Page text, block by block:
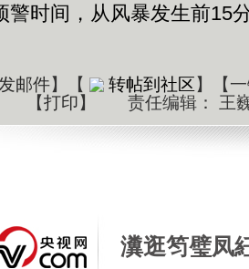
警时间，从风暴发生前15
邮件】 【 转帖到社区】【
【打印】 责任编辑： 王
瀵逛笉璧凤